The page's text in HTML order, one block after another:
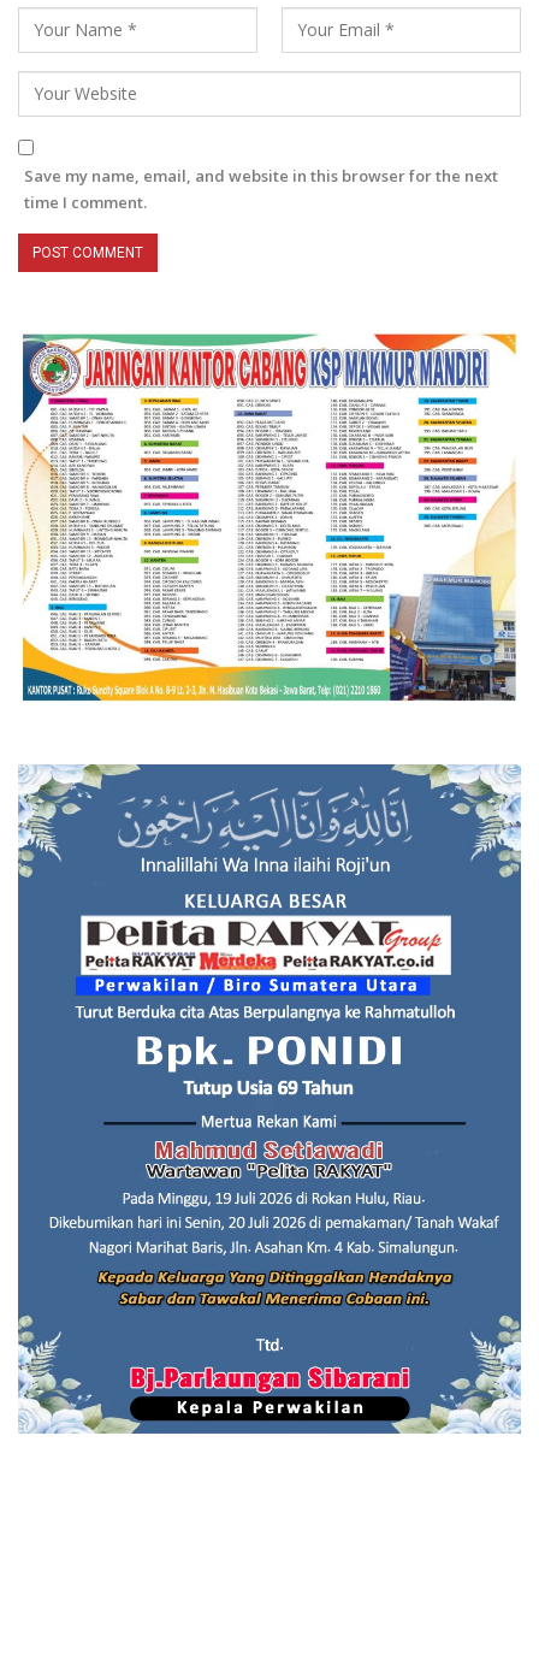
Save my name, email, and website in this browser for the next
time I comment.